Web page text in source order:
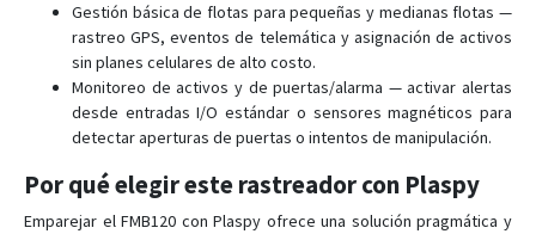
Gestión básica de flotas para pequeñas y medianas flotas —
rastreo GPS, eventos de telemática y asignación de activos
sin planes celulares de alto costo.
Monitoreo de activos y de puertas/alarma — activar alertas
desde entradas I/O estándar o sensores magnéticos para
detectar aperturas de puertas o intentos de manipulación.
Por qué elegir este rastreador con Plaspy
Emparejar el FMB120 con Plaspy ofrece una solución pragmática y